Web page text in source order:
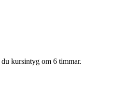
kursintyg om 6 timmar.